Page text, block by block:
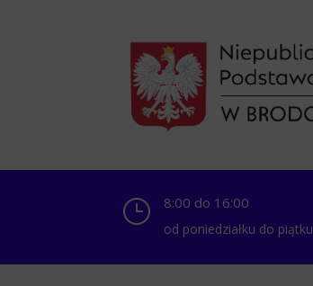
} 8:00 do 16:00
od poniedziałku do piątku